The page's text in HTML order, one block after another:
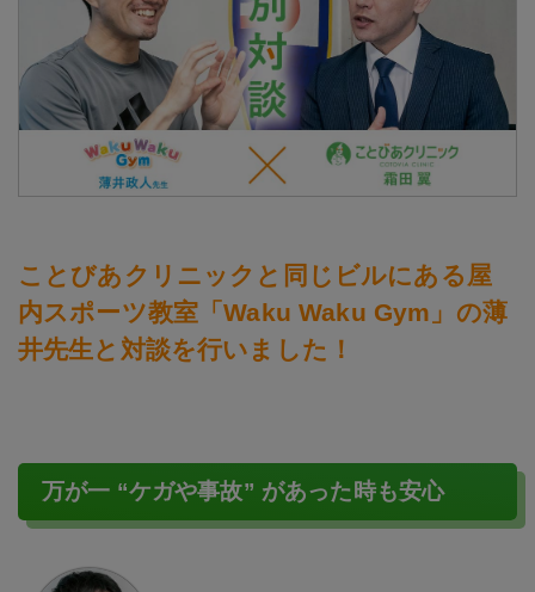
ことびあクリニックと同じビルにある屋
内スポーツ教室「Waku Waku Gym」の薄
井先生と対談を行いました！
万が一 “ケガや事故” があった時も安心